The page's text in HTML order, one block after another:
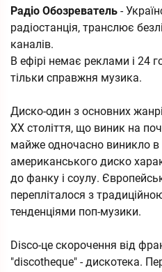
Радіо Обозреватель -
радіостанція, транслює
каналів.
В ефірі немає реклами і 24
тільки справжня музика.
Диско-один з основних
XX століття, що виник на
майже одночасно виникло
американського диско
до фанку і соулу.
перепліталося з
тенденціями поп-музики.
Disco-це скорочення від
"discotheque" - дискотека.